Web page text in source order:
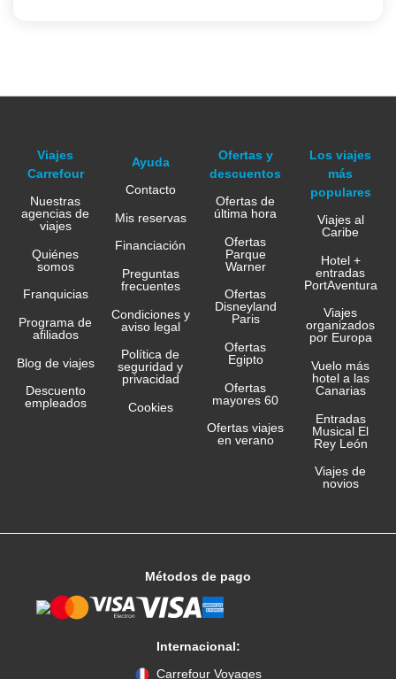
Viajes
Carrefour
Nuestras
agencias de
viajes
Quiénes
somos
Franquicias
Programa de
afiliados
Blog de viajes
Descuento
empleados
Ayuda
Contacto
Mis reservas
Financiación
Preguntas
frecuentes
Condiciones y
aviso legal
Política de
seguridad y
privacidad
Cookies
Ofertas y
descuentos
Ofertas de
última hora
Ofertas
Parque
Warner
Ofertas
Disneyland
Paris
Ofertas
Egipto
Ofertas
mayores 60
Ofertas viajes
en verano
Los viajes
más
populares
Viajes al
Caribe
Hotel +
entradas
PortAventura
Viajes
organizados
por Europa
Vuelo más
hotel a las
Canarias
Entradas
Musical El
Rey León
Viajes de
novios
Métodos de pago
Internacional:
Carrefour Voyages